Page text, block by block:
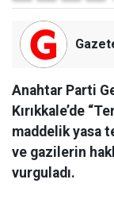
Anahtar Parti
Kırıkkale’de
maddelik yasa
ve gazilerin
vurguladı.